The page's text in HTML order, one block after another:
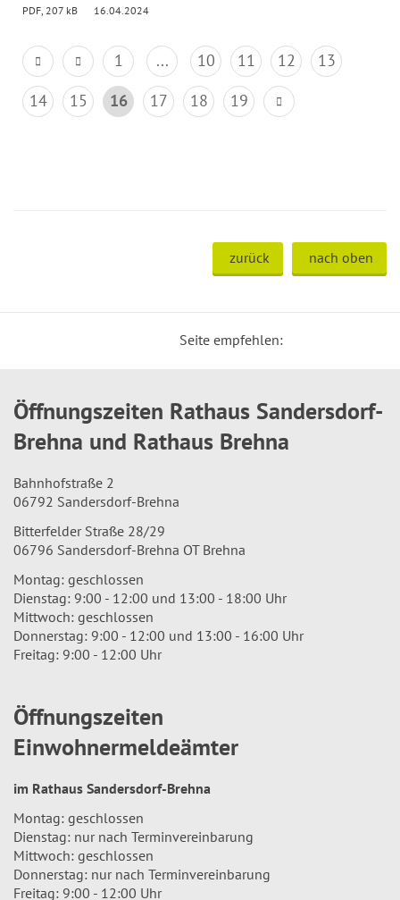
PDF, 207 kB 16.04.2024
1 ... 10 11 12
13
14
15 16 17 18 19
zurück nach oben
Seite empfehlen:
Öffnungszeiten Rathaus Sandersdorf-
Brehna und Rathaus Brehna
Bahnhofstraße 2
06792 Sandersdorf-Brehna
Bitterfelder Straße 28/29
06796 Sandersdorf-Brehna OT Brehna
Montag: geschlossen
Dienstag: 9:00 - 12:00 und 13:00 - 18:00 Uhr
Mittwoch: geschlossen
Donnerstag: 9:00 - 12:00 und 13:00 - 16:00 Uhr
Freitag: 9:00 - 12:00 Uhr
Öffnungszeiten
Einwohnermeldeämter
im Rathaus Sandersdorf-Brehna
Montag: geschlossen
Dienstag: nur nach Terminvereinbarung
Mittwoch: geschlossen
Donnerstag: nur nach Terminvereinbarung
Freitag: 9:00 - 12:00 Uhr